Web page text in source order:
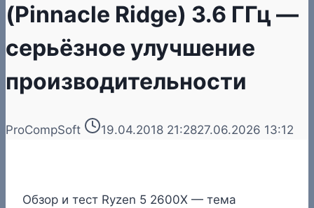
(Pinnacle Ridge) 3.6 ГГц —
серьёзное улучшение
производительности
ProCompSoft 19.04.2018 21:2827.06.2026 13:12
Обзор и тест Ryzen 5 2600X — тема